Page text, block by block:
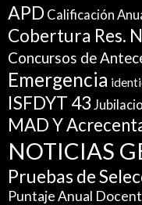
APD Calificación
Cobertura Res.
Concursos de
Emergencia
ISFDYT 43
MAD Y
NOTICIAS
Pruebas de
Puntaje Anual